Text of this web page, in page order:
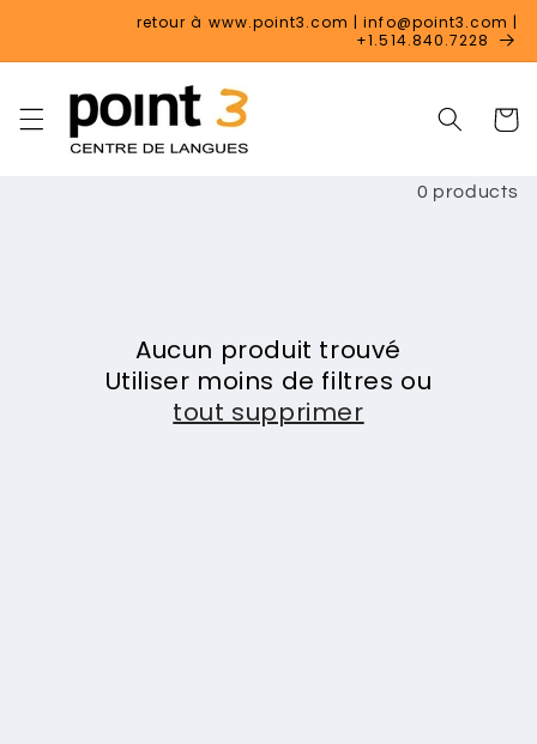
retour à www.point3.com | info@point3.com |
+1.514.840.7228
Panier
0 products
Aucun produit trouvé
Utiliser moins de filtres ou
tout supprimer